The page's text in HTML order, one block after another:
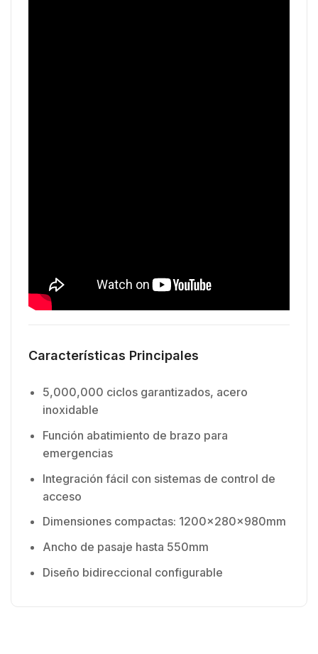
Características Principales
5,000,000 ciclos garantizados, acero
inoxidable
Función abatimiento de brazo para
emergencias
Integración fácil con sistemas de control de
acceso
Dimensiones compactas: 1200x280x980mm
Ancho de pasaje hasta 550mm
Diseño bidireccional configurable